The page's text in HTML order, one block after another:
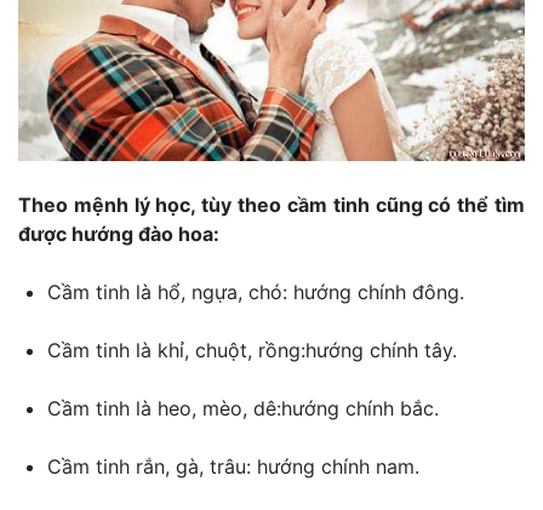
Theo mệnh lý học, tùy theo cầm tinh cũng có thể tìm
được hướng đào hoa:
Cầm tinh là hổ, ngựa, chó: hướng chính đông.
Cầm tinh là khỉ, chuột, rồng:hướng chính tây.
Cầm tinh là heo, mèo, dê:hướng chính bắc.
Cầm tinh rắn, gà, trâu: hướng chính nam.